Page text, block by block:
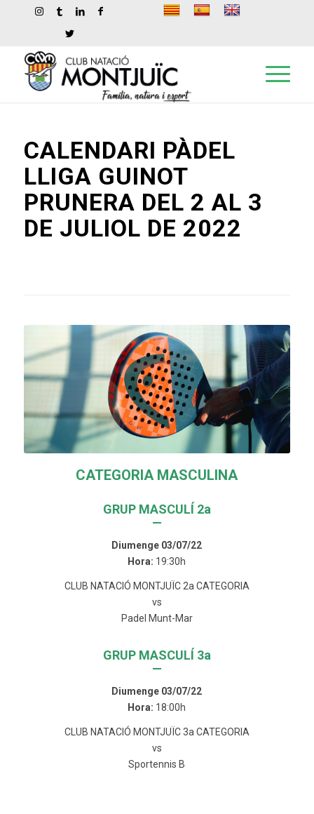
CALENDARI PÀDEL
LLIGA GUINOT
PRUNERA DEL 2 AL 3
DE JULIOL DE 2022
CATEGORIA MASCULINA
GRUP MASCULÍ 2a
—
Diumenge 03/07/22
Hora: 19:30h
CLUB NATACIÓ MONTJUÏC 2a CATEGORIA
vs
Padel Munt-Mar
GRUP MASCULÍ 3a
—
Diumenge 03/07/22
Hora: 18:00h
CLUB NATACIÓ MONTJUÏC 3a CATEGORIA
vs
Sportennis B